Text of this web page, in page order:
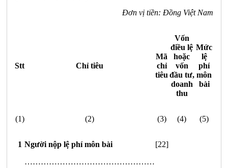
Đơn vị tiền: Đồng Việt Nam
Stt Chỉ tiêu
Mã
chỉ
tiêu
Vốn
điều lệ
hoặc
vốn
đầu tư,
doanh
thu
Mức
lệ
phí
môn
bài
(1) (2) (3) (4) (5)
1 Người nộp lệ phí môn bài
…………………………………………
[22]